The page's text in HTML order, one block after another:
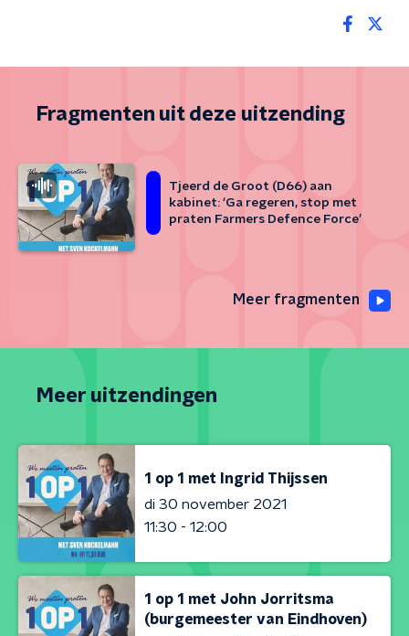
Fragmenten uit deze uitzending
Tjeerd de Groot (D66) aan
kabinet: ‘Ga regeren, stop met
praten Farmers Defence Force’
Meer fragmenten
Meer uitzendingen
1 op 1 met Ingrid Thijssen
di 30 november 2021
11:30 - 12:00
1 op 1 met John Jorritsma
(burgemeester van Eindhoven)